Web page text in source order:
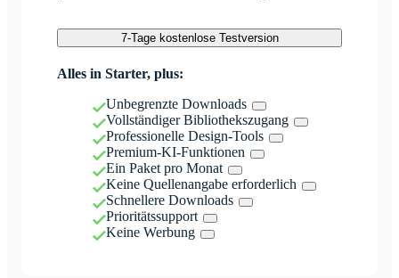
7-Tage kostenlose Testversion
Alles in Starter, plus:
Unbegrenzte Downloads
Vollständiger Bibliothekszugang
Professionelle Design-Tools
Premium-KI-Funktionen
Ein Paket pro Monat
Keine Quellenangabe erforderlich
Schnellere Downloads
Prioritätssupport
Keine Werbung